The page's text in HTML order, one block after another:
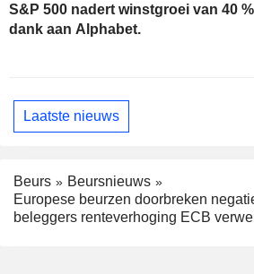
S&P 500 nadert winstgroei van 40
dank aan Alphabet.
Laatste nieuws
Beurs
Beursnieuws
Europese beurzen doorbreken
beleggers renteverhoging ECB